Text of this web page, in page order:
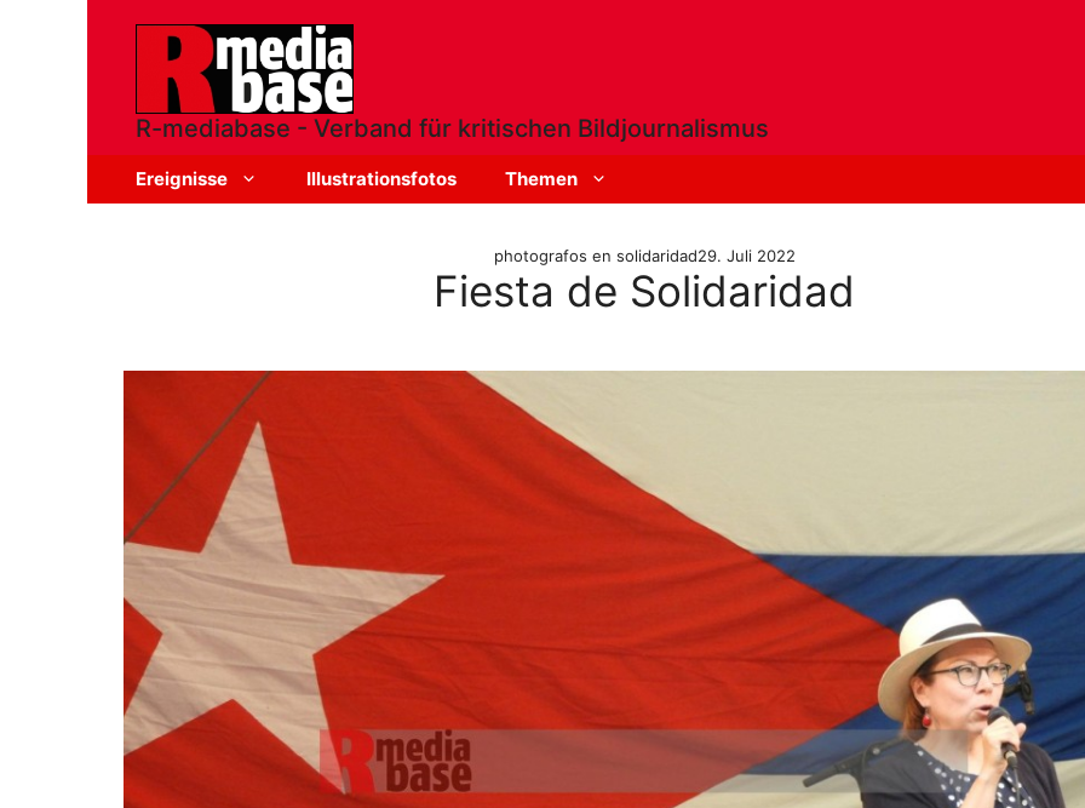
R-mediabase - Verband für kritischen Bildjournalismus
Ereignisse Illustrationsfotos Themen
photografos en solidaridad29. Juli 2022
Fiesta de Solidaridad